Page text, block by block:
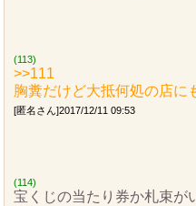
(113)
>>111
胸糞だけど大抵何処の店に
[匿名さん]2017/12/11 09:53
(114)
宝くじの当たり券か札束が